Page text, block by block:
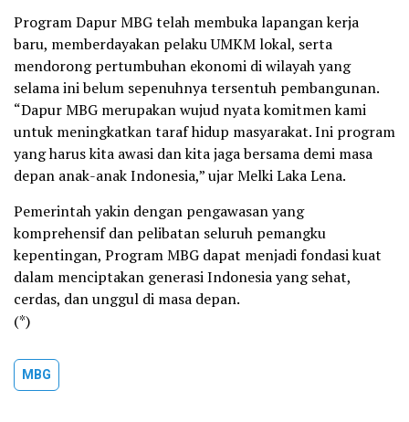
Program Dapur MBG telah membuka lapangan kerja
baru, memberdayakan pelaku UMKM lokal, serta
mendorong pertumbuhan ekonomi di wilayah yang
selama ini belum sepenuhnya tersentuh pembangunan.
“Dapur MBG merupakan wujud nyata komitmen kami
untuk meningkatkan taraf hidup masyarakat. Ini program
yang harus kita awasi dan kita jaga bersama demi masa
depan anak-anak Indonesia,” ujar Melki Laka Lena.
Pemerintah yakin dengan pengawasan yang
komprehensif dan pelibatan seluruh pemangku
kepentingan, Program MBG dapat menjadi fondasi kuat
dalam menciptakan generasi Indonesia yang sehat,
cerdas, dan unggul di masa depan.
(*)
MBG